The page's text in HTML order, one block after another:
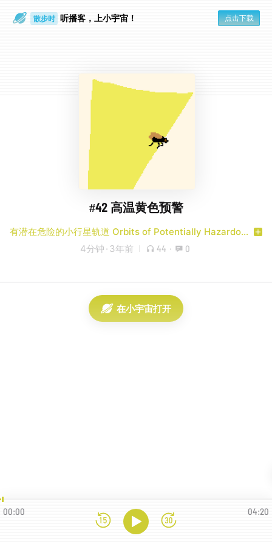
散步时 听播客，上小宇宙！ 点击下载
#42 高温黄色预警
有潜在危险的小行星轨道 Orbits of Potentially Hazardous Asteroids
4分钟 · 3年前 44 · 0
在小宇宙打开
00:00 04:20